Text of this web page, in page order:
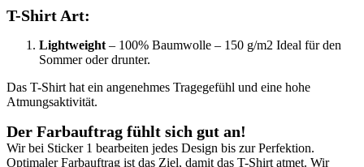
T-Shirt Art:
Lightweight – 100% Baumwolle – 150 g/m2 Ideal für den
Sommer oder drunter.
Das T-Shirt hat ein angenehmes Tragegefühl und eine hohe
Atmungsaktivität.
Der Farbauftrag fühlt sich gut an!
Wir bei Sticker 1 bearbeiten jedes Design bis zur Perfektion.
Optimaler Farbauftrag ist das Ziel, damit das T-Shirt atmet. Wir